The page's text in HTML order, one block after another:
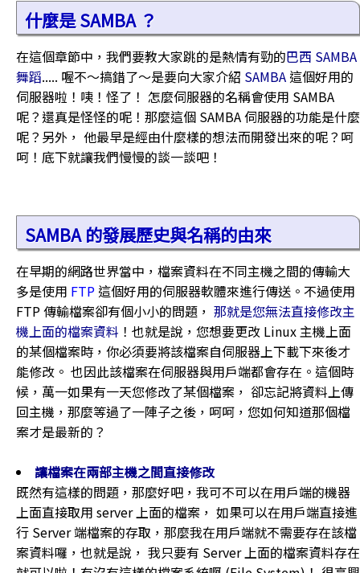
什麼是 SAMBA ？
在這個章節中，我們要教大家跳的是熱情有勁的巴西 SAMBA
舞蹈..... 喔不～搞錯了～是要向大家介紹 SAMBA 這個好用的
伺服器啦！咦！怪了！ 怎麼伺服器的名稱會使用 SAMBA
呢？還真是怪怪的呢！那麼這個 SAMBA 伺服器的功能是什麼
呢？另外， 他最早是經由什麼樣的想法而開發出來的呢？呵
呵！底下就讓我們慢慢的談一談吧！
SAMBA 的發展歷史與名稱的由來
在早期的網路世界當中，檔案資料在不同主機之間的傳輸大
多是使用 FTP 這個好用的伺服器軟體來進行傳送。不過使用
FTP 傳輸檔案卻有個小小的問題， 那就是您無法直接修改主
機上面的檔案資料 ！也就是說，您想要更改 Linux 主機上面
的某個檔案時，你必須要將該檔案自伺服器上下載下來後才
能修改。 也因此該檔案在伺服器與用戶端都會存在。這個時
候，萬一如果有一天您修改了某個檔案， 卻忘記將資料上傳
回主機，那麼等過了一陣子之後，呵呵，您如何知道那個檔
案才是最新的？
讓檔案在兩部主機之間直接修改
既然有這樣的問題，那麼好吧，我可不可以在用戶端的機器
上面直接取用 server 上面的檔案， 如果可以在用戶端直接進
行 Server 端檔案的存取，那麼我在用戶端就不需要存在該檔
案資料囉，也就是說， 我只要有 Server 上面的檔案資料存在